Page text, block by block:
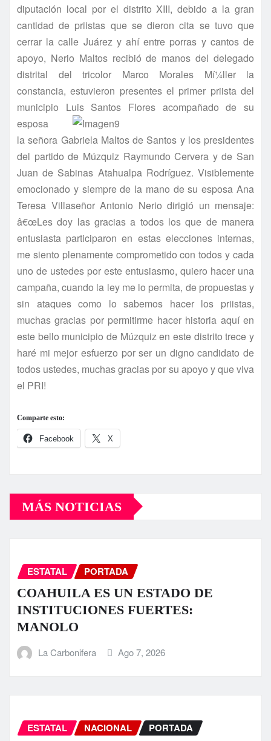
diputación local por el distrito XIII, debido a la gran
cantidad de priistas que se dieron cita se tuvo que
cerrar la calle Juárez y ahí­ entre porras y cantos de
apoyo, Nerio Maltos recibió de manos del delegado
distrital del tricolor Marco Morales Mí¼ller la
constancia, estuvieron presentes el primer priista del
municipio Luis Santos Flores acompañado de su
esposa
la señora Gabriela Maltos de Santos y los presidentes
del partido de Múzquiz Raymundo Cervera y de San
Juan de Sabinas Atahualpa Rodrí­guez. Visiblemente
emocionado y siempre de la mano de su esposa Ana
Teresa Villaseñor Antonio Nerio dirigió un mensaje:
â€œLes doy las gracias a todos los que de manera
entusiasta participaron en estas elecciones internas,
me siento plenamente comprometido con todos y cada
uno de ustedes por este entusiasmo, quiero hacer una
campaña, cuando la ley me lo permita, de propuestas y
sin ataques como lo sabemos hacer los priistas,
muchas gracias por permitirme hacer historia aquí­ en
este bello municipio de Múzquiz en este distrito trece y
haré mi mejor esfuerzo por ser un digno candidato de
todos ustedes, muchas gracias por su apoyo y que viva
el PRI!
Comparte esto:
Facebook X
MÁS NOTICIAS
ESTATAL PORTADA
COAHUILA ES UN ESTADO DE
INSTITUCIONES FUERTES:
MANOLO
La Carbonifera Ago 7, 2026
ESTATAL NACIONAL PORTADA